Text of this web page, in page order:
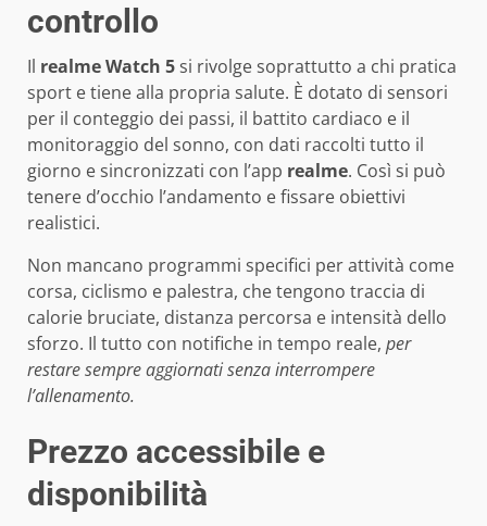
controllo
Il realme Watch 5si rivolge soprattutto a chi pratica
sport e tiene alla propria salute. È dotato di sensori
per il conteggio dei passi, il battito cardiaco e il
monitoraggio del sonno, con dati raccolti tutto il
giorno e sincronizzati con l’app realme. Così si può
tenere d’occhio l’andamento e fissare obiettivi
realistici.
Non mancano programmi specifici per attività come
corsa, ciclismo e palestra, che tengono traccia di
calorie bruciate, distanza percorsa e intensità dello
sforzo. Il tutto con notifiche in tempo reale, per
restare sempre aggiornati senza interrompere
l’allenamento.
Prezzo accessibile e
disponibilità